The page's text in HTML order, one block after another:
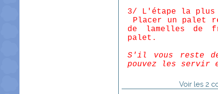
3/ L'étape la plus
Placer un palet
de lamelles de
palet.
S'il vous reste
pouvez les servir
Voir les 2